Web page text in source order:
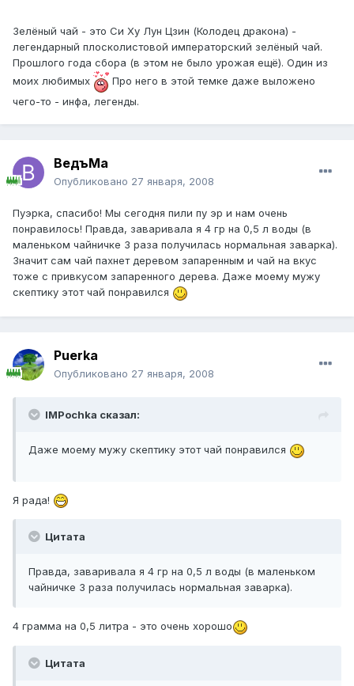
Зелёный чай - это Си Ху Лун Цзин (Колодец дракона) -
легендарный плосколистовой императорский зелёный чай.
Прошлого года сбора (в этом не было урожая ещё). Один из
моих любимых
Про него в этой темке даже выложено
чего-то - инфа, легенды.
ВедъМа
Опубликовано 27 января, 2008
Пуэрка, спасибо! Мы сегодня пили пу эр и нам очень
понравилось! Правда, заваривала я 4 гр на 0,5 л воды (в
маленьком чайничке 3 раза получилась нормальная заварка).
Значит сам чай пахнет деревом запаренным и чай на вкус
тоже с привкусом запаренного дерева. Даже моему мужу
скептику этот чай понравился
Puerka
Опубликовано 27 января, 2008
IMPochka сказал:
Даже моему мужу скептику этот чай понравился
Я рада!
Цитата
Правда, заваривала я 4 гр на 0,5 л воды (в маленьком
чайничке 3 раза получилась нормальная заварка).
4 грамма на 0,5 литра - это очень хорошо
Цитата